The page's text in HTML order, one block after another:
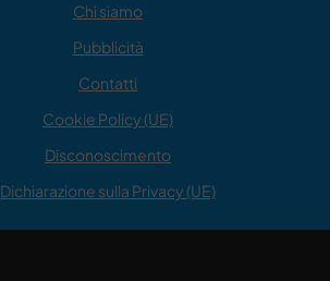
Chi siamo
Pubblicità
Contatti
Cookie Policy (UE)
Disconoscimento
Dichiarazione sulla Privacy (UE)